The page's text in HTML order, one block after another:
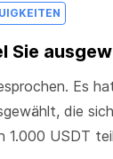
Sie
Es
die
1.000 USDT